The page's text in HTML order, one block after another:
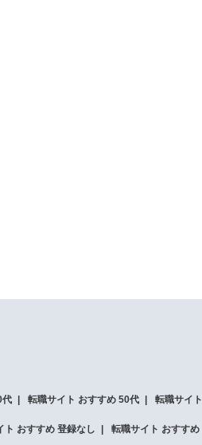
代 転職サイト おすすめ 50代 転職サイ
ト おすすめ 登録なし 転職サイト おすすめ